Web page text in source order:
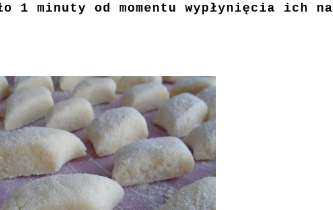
1 minuty od momentu wypłynięcia ich na